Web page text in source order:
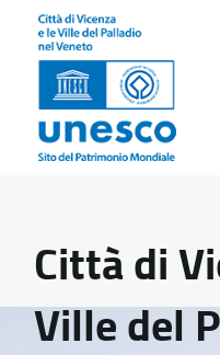
Città di
Ville del